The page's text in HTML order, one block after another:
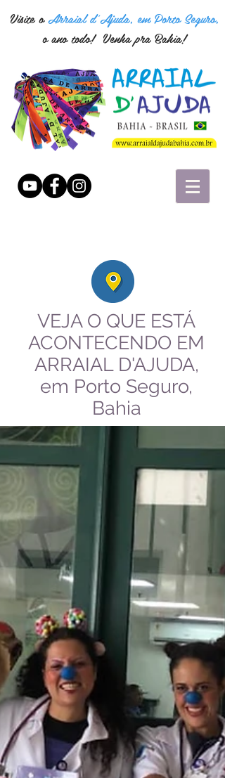
Visite oArraial d'Ajuda, em Porto Seguro,
o ano todo! Venha pra Bahia!
VEJA O QUE ESTÁ
ACONTECENDO EM
ARRAIAL D'AJUDA,
em Porto Seguro,
Bahia